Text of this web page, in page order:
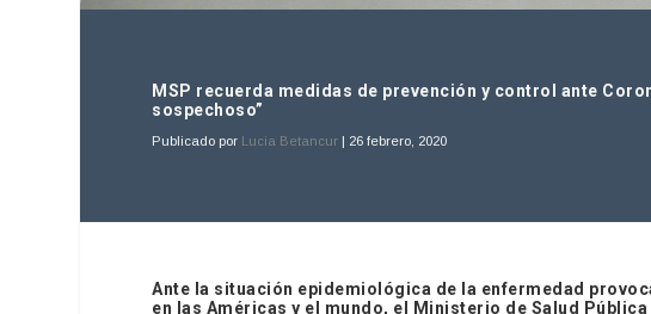
MSP recuerda medidas de prevención y control ante
sospechoso”
Publicado por Lucia Betancur | 26 febrero, 2020
Ante la situación epidemiológica de la enfermedad
en las Américas y el mundo, el Ministerio de Salud